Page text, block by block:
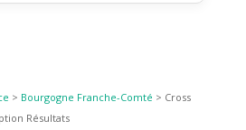
> Bourgogne Franche-Comté > Cross
Résultats